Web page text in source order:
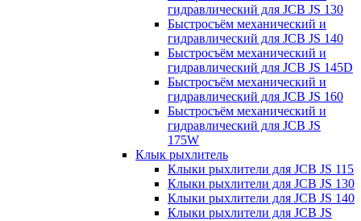
гидравлический для JCB JS 130
Быстросъём механический и
гидравлический для JCB JS 140
Быстросъём механический и
гидравлический для JCB JS 145D
Быстросъём механический и
гидравлический для JCB JS 160
Быстросъём механический и
гидравлический для JCB JS
175W
Клык рыхлитель
Клыки рыхлители для JCB JS 115
Клыки рыхлители для JCB JS 130
Клыки рыхлители для JCB JS 140
Клыки рыхлители для JCB JS